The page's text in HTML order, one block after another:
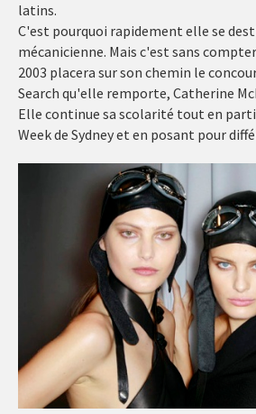
latins.
C'est pourquoi rapidement elle se
mécanicienne. Mais c'est sans
2003 placera sur son chemin le
Search qu'elle remporte, Catherine
Elle continue sa scolarité tout en
Week de Sydney et en posant pour